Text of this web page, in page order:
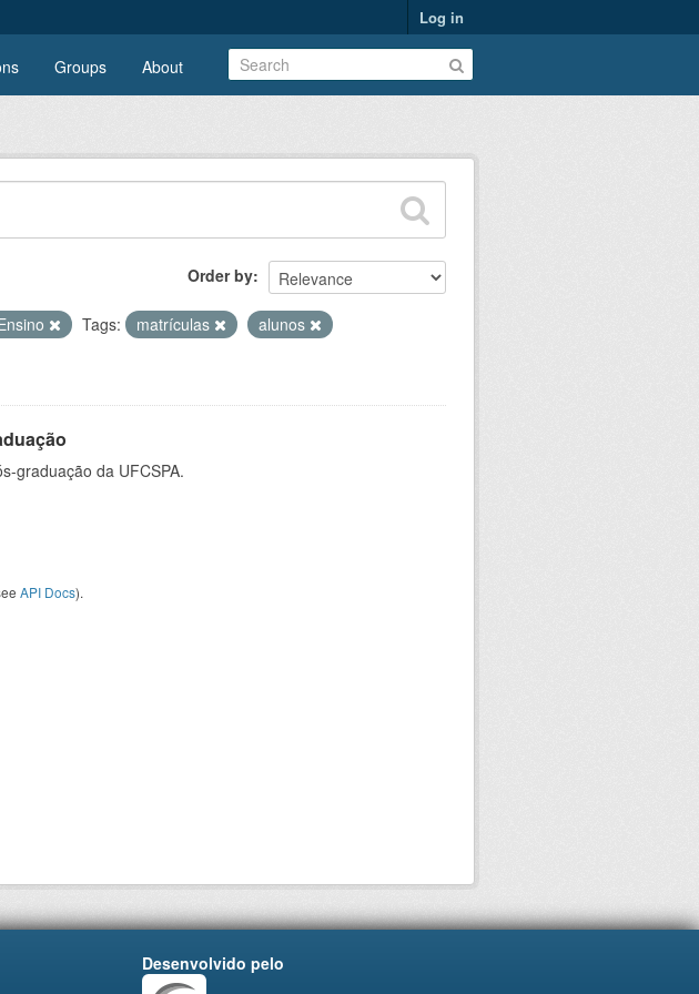
Log in
Groups About
Order by
Tags: matrículas
alunos
graduação da UFCSPA.
API Docs).
Desenvolvido pelo